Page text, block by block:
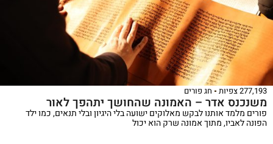
277,193 צפיות חג פורים
משנכנס אדר – האמונה שהחושך יתהפך לאור
פורים מלמד אותנו לבקש מאלוקים ישועה בלי היגיון ובלי תנאים, כמו ילד
הפונה לאביו, מתוך אמונה שרק הוא יכול